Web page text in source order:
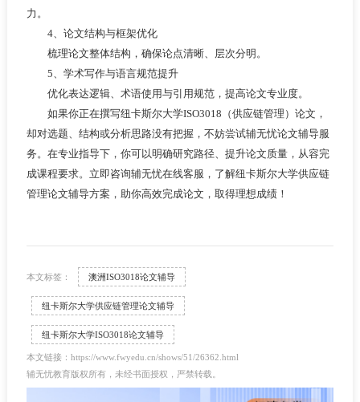
力。
4、论文结构与框架优化
梳理论文整体结构，确保论点清晰、层次分明。
5、学术写作与语言规范提升
优化表达逻辑、术语使用与引用规范，提高论文专业度。
如果你正在撰写纽卡斯尔大学ISO3018（供应链管理）论文，
却对选题、结构或分析思路没有把握，不妨尝试辅无忧论文辅导服
务。在专业指导下，你可以明确研究路径、提升论文质量，从容完
成课程要求。立即咨询辅无忧在线客服，了解纽卡斯尔大学供应链
管理论文辅导方案，助你高效完成论文，取得理想成绩！
本文标签： 澳洲ISO3018论文辅导
纽卡斯尔大学供应链管理论文辅导
纽卡斯尔大学ISO3018论文辅导
本文链接：https://www.fwyedu.cn/shows/51/26362.html
辅无忧教育版权所有，未经书面授权，严禁转载。